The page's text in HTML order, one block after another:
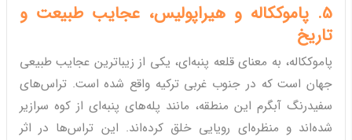
5. پاموککاله و هیراپولیس، عجایب طبیعت و
تاریخ
پاموککاله، به معنای قلعه پنبه‌ای، یکی از زیباترین عجایب طبیعی
جهان است که در جنوب غربی ترکیه واقع شده است. تراس‌های
سفیدرنگ آبگرم این منطقه، مانند پله‌های پنبه‌ای از کوه سرازیر
شده‌اند و منظره‌ای رویایی خلق کرده‌اند. این تراس‌ها در اثر